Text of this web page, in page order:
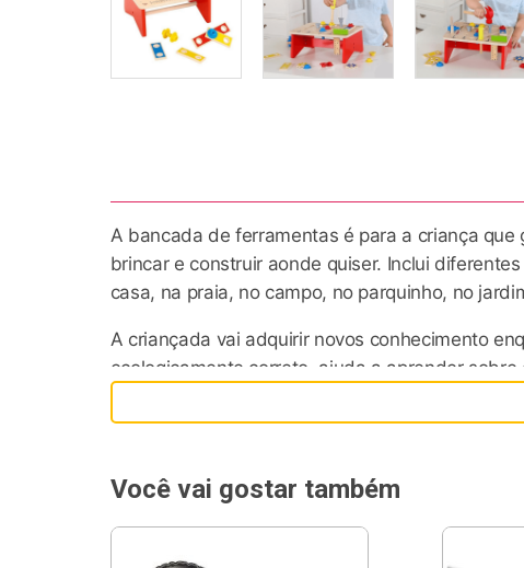
A bancada de ferramentas é para a criança
brincar e construir aonde quiser. Inclui
casa, na praia, no campo, no parquinho, no
A criançada vai adquirir novos conhecimento
ecologicamente correto, ajuda a aprender
desenvolver destreza e criatividade. Encoraja
Você vai gostar também